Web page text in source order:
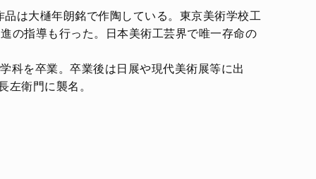
は大樋年朗銘で作陶している。東京美術学校工
の指導も行った。日本美術工芸界で唯一存命の
科を卒業。卒業後は日展や現代美術展等に出
左衛門に襲名。